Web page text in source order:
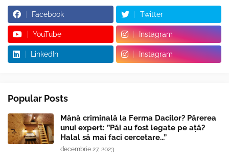
Facebook Twitter
YouTube Instagram
LinkedIn Instagram
Popular Posts
Mână criminală la Ferma Dacilor? Părerea
unui expert: ”Păi au fost legate pe ață?
Halal să mai faci cercetare...”
decembrie 27, 2023